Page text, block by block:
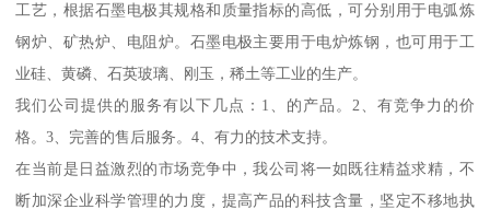
工艺，根据石墨电极其规格和质量指标的高低，可分别用于电弧炼
钢炉、矿热炉、电阻炉。石墨电极主要用于电炉炼钢，也可用于工
业硅、黄磷、石英玻璃、刚玉，稀土等工业的生产。
我们公司提供的服务有以下几点：1、的产品。2、有竞争力的价
格。3、完善的售后服务。4、有力的技术支持。
在当前是日益激烈的市场竞争中，我公司将一如既往精益求精，不
断加深企业科学管理的力度，提高产品的科技含量，坚定不移地执